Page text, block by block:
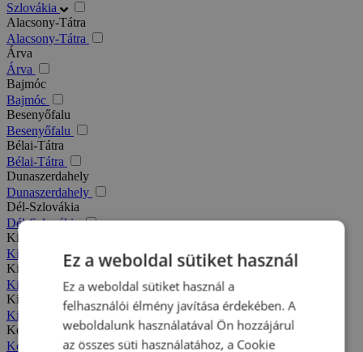
Szlovákia
Alacsony-Tátra
Alacsony-Tátra
Árva
Árva
Bajmóc
Bajmóc
Besenyőfalu
Besenyőfalu
Bélai-Tátra
Bélai-Tátra
Dunaszerdahely
Dunaszerdahely
Dél-Szlovákia
Dél-Szlovákia
Kis-Fátra
Kis-Fátra
Kisbélic
Kisbélic
Kiszucai-Beszkidek
Kiszucai-Beszkidek
Komárno
Komárno
Ez a weboldal sütiket használ
Ez a weboldal sütiket használ a
felhasználói élmény javítása érdekében. A
weboldalunk használatával Ön hozzájárul
az összes süti használatához, a Cookie